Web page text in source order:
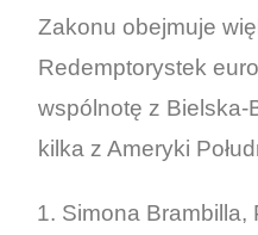
Zakonu obejmuje
Redemptorystek
wspólnotę z Bielska-
kilka z Ameryki
Simona Brambilla,